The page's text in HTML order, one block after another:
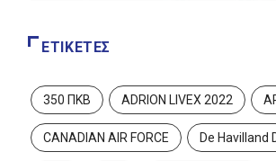
ΕΤΙΚΈΤΕΣ
350 ΠΚΒ ADRION LIVEX 2022
CANADIAN AIR FORCE De Havilland